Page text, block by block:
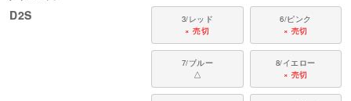
D2S
3/レッド
× 売切
6/ピンク
× 売切
7/ブルー
△
8/イエロー
× 売切